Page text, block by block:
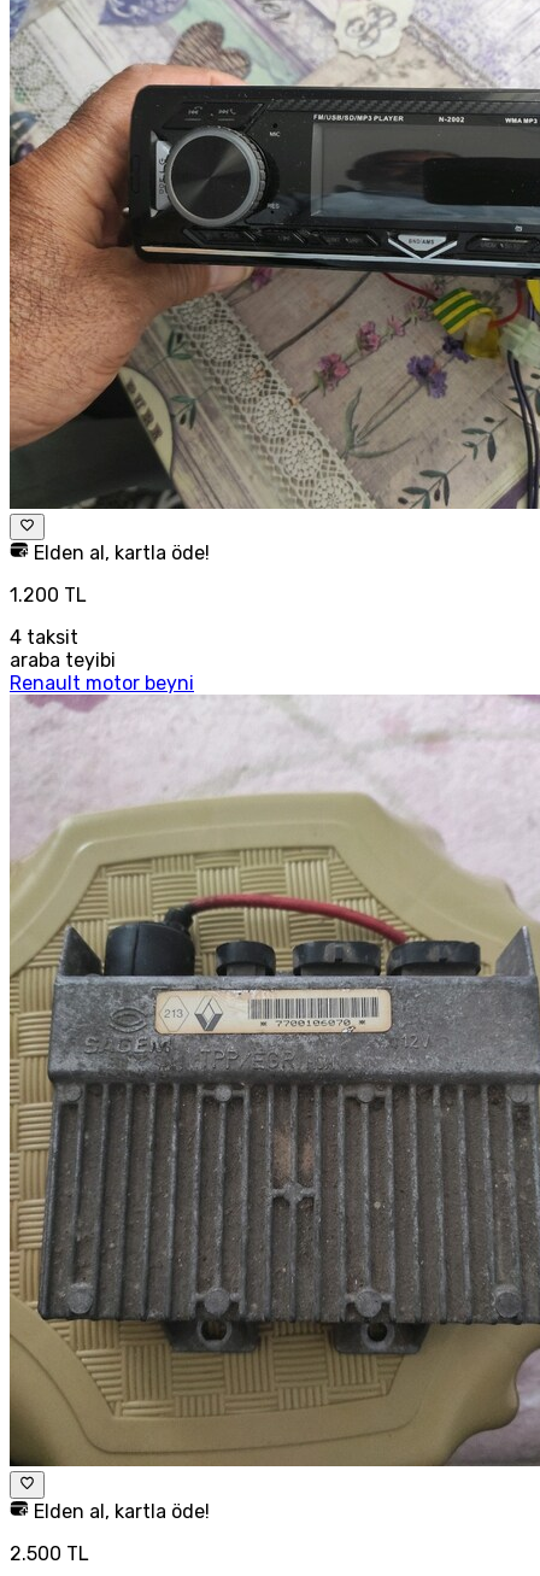
Elden al, kartla öde!
1.200 TL
4 taksit
araba teyibi
Renault motor beyni
Elden al, kartla öde!
2.500 TL